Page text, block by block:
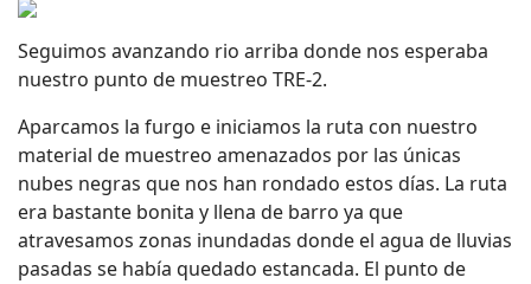
Seguimos avanzando rio arriba donde nos esperaba
nuestro punto de muestreo TRE-2.
Aparcamos la furgo e iniciamos la ruta con nuestro
material de muestreo amenazados por las únicas
nubes negras que nos han rondado estos días. La ruta
era bastante bonita y llena de barro ya que
atravesamos zonas inundadas donde el agua de lluvias
pasadas se había quedado estancada. El punto de